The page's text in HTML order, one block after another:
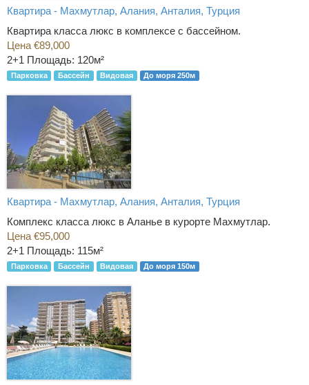
Квартира - Махмутлар, Алания, Анталия, Турция
Квартира класса люкс в комплексе с бассейном.
Цена €89,000
2+1 Площадь: 120м²
Парковка Бассейн Видовая До моря 250м
Квартира - Махмутлар, Алания, Анталия, Турция
Комплекс класса люкс в Аланье в курорте Махмутлар.
Цена €95,000
2+1 Площадь: 115м²
Парковка Бассейн Видовая До моря 150м